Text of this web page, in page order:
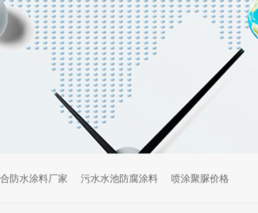
防水涂料厂家 污水水池防腐涂料 喷涂聚脲价格